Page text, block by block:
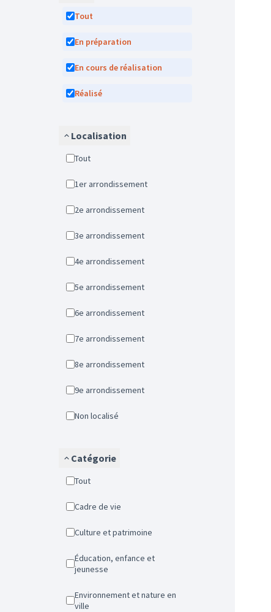
Tout
En préparation
En cours de réalisation
Réalisé
Localisation
Tout
1er arrondissement
2e arrondissement
3e arrondissement
4e arrondissement
5e arrondissement
6e arrondissement
7e arrondissement
8e arrondissement
9e arrondissement
Non localisé
Catégorie
Tout
Cadre de vie
Culture et patrimoine
Éducation, enfance et
jeunesse
Environnement et nature en
ville